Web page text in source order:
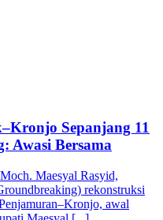
Sepanjang 11
Awasi Bersama
Maesyal Rasyid,
rekonstruksi
awal